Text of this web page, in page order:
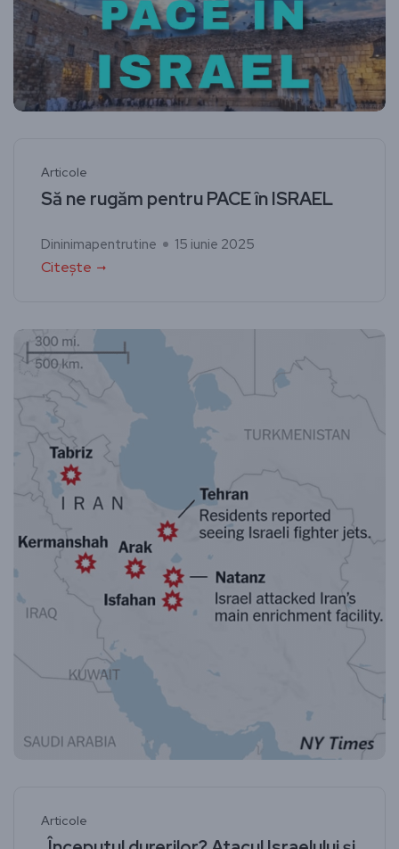
Articole
Să ne rugăm pentru PACE în ISRAEL
Dininimapentrutine 15 iunie 2025
Citește
Articole